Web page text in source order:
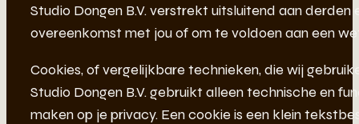
Studio Dongen B.V. verstrekt uitsluitend aan
overeenkomst met jou of om te voldoen aan een
Cookies, of vergelijkbare technieken, die wij
Studio Dongen B.V. gebruikt alleen technische en
maken op je privacy. Een cookie is een klein